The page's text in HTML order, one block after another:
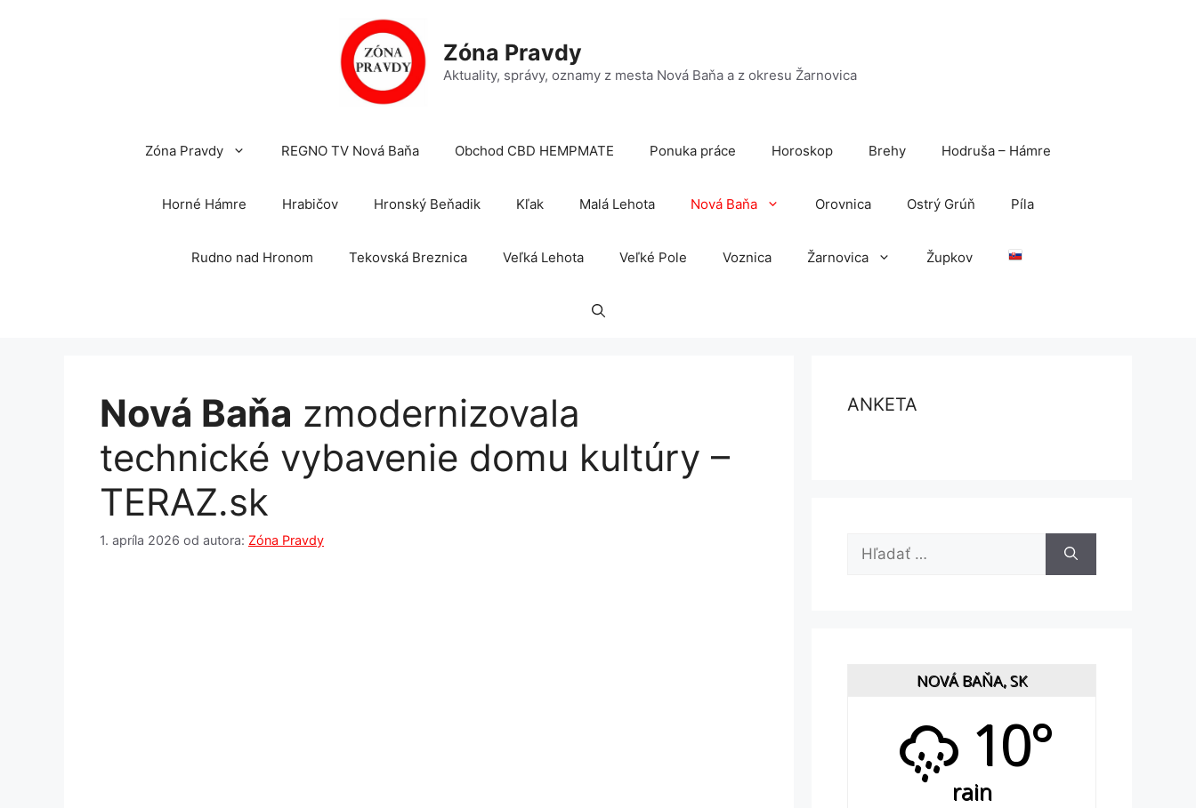
Zóna Pravdy
Aktuality, správy, oznamy z mesta Nová Baňa a z okresu Žarnovica
Zóna Pravdy REGNO TV Nová Baňa Obchod CBD HEMPMATE Ponuka práce Horoskop Brehy Hodruša – Hámre
Horné Hámre Hrabičov Hronský Beňadik Kľak Malá Lehota Nová Baňa Orovnica Ostrý Grúň Píla
Rudno nad Hronom Tekovská Breznica Veľká Lehota Veľké Pole Voznica Žarnovica Župkov
Nová Baňa zmodernizovala
technické vybavenie domu kultúry –
TERAZ.sk
1. apríla 2026 od autora: Zóna Pravdy
ANKETA
Hľadať:
NOVÁ BAŇA, SK
10°
rain